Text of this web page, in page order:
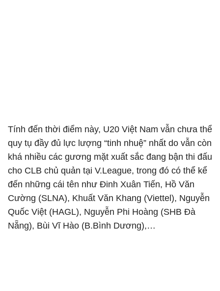
Tính đến thời điểm này, U20 Việt Nam vẫn chưa thể
quy tụ đầy đủ lực lượng “tinh nhuệ” nhất do vẫn còn
khá nhiều các gương mặt xuất sắc đang bận thi đấu
cho CLB chủ quản tại V.League, trong đó có thể kể
đến những cái tên như Đinh Xuân Tiến, Hồ Văn
Cường (SLNA), Khuất Văn Khang (Viettel), Nguyễn
Quốc Việt (HAGL), Nguyễn Phi Hoàng (SHB Đà
Nẵng), Bùi Vĩ Hào (B.Bình Dương),…